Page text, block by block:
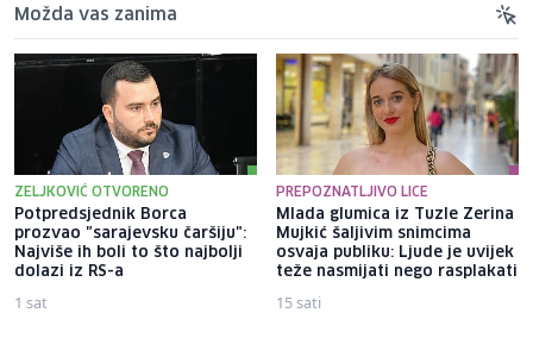
Možda vas zanima
ZELJKOVIĆ OTVORENO
Potpredsjednik Borca
prozvao "sarajevsku čaršiju":
Najviše ih boli to što najbolji
dolazi iz RS-a
1 sat
PREPOZNATLJIVO LICE
Mlada glumica iz Tuzle Zerina
Mujkić šaljivim snimcima
osvaja publiku: Ljude je uvijek
teže nasmijati nego rasplakati
15 sati